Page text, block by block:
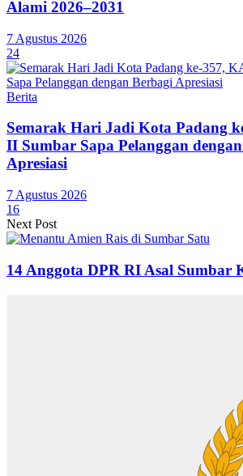
Alami 2026–2031
7 Agustus 2026
24
Berita
Semarak Hari Jadi Kota Padang
II Sumbar Sapa Pelanggan
Apresiasi
7 Agustus 2026
16
Next Post
14 Anggota DPR RI Asal Sumbar